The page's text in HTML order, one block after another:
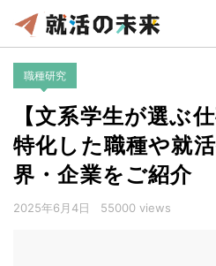
職種研究
【文系学生が選ぶ
特化した職種や就
界・企業をご紹介
2025年6月4日 55000 views